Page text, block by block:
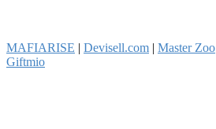
MAFIARISE | Devisell.com | Master Zoo
Giftmio